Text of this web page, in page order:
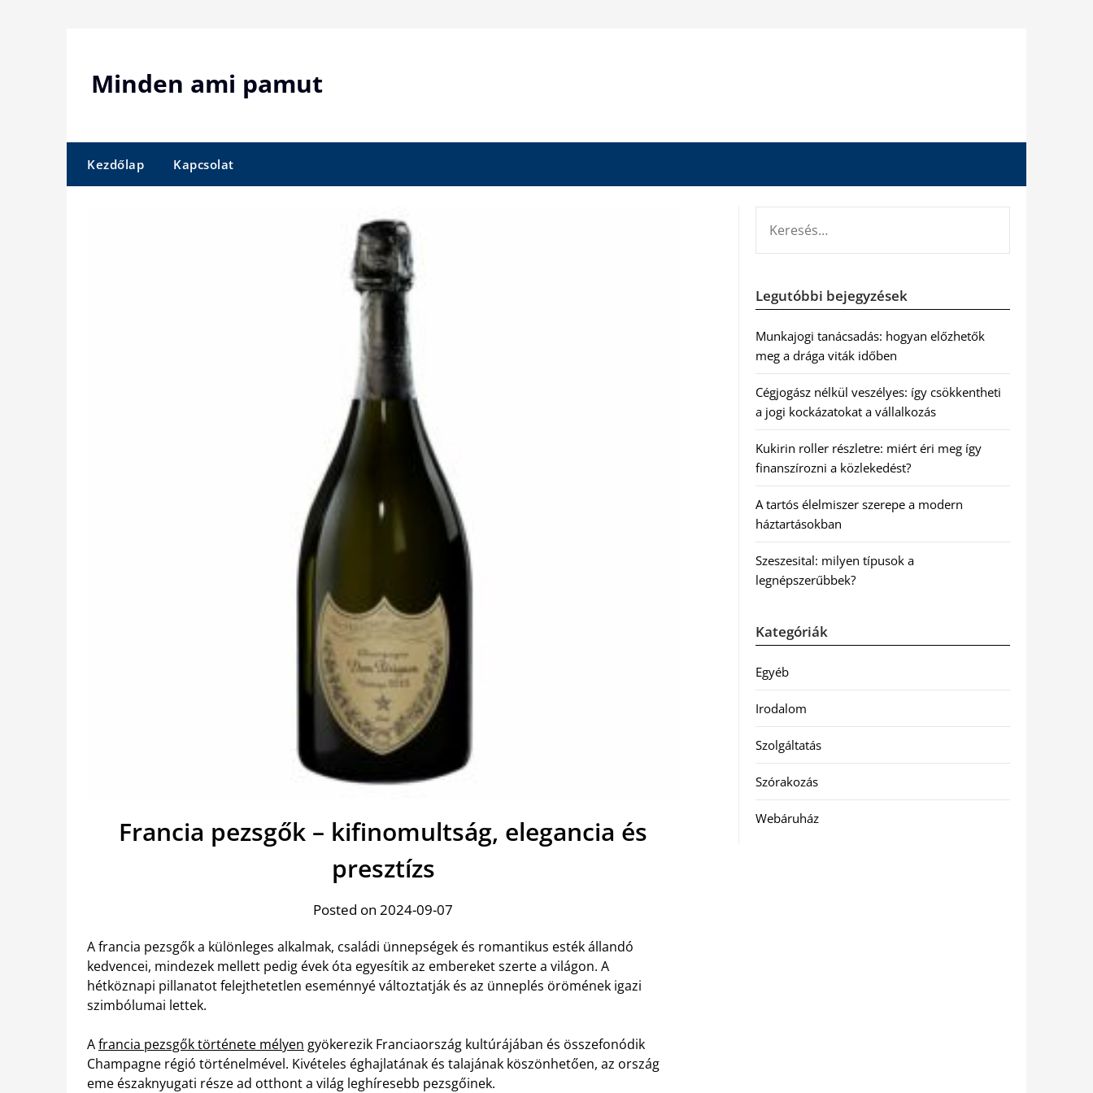
Minden ami pamut
Kezdőlap Kapcsolat
Francia pezsgők – kifinomultság, elegancia és
presztízs
Posted on 2024-09-07
A francia pezsgők a különleges alkalmak, családi ünnepségek és romantikus esték állandó
kedvencei, mindezek mellett pedig évek óta egyesítik az embereket szerte a világon. A
hétköznapi pillanatot felejthetetlen eseménnyé változtatják és az ünneplés örömének igazi
szimbólumai lettek.
Afrancia pezsgők története mélyen gyökerezik Franciaország kultúrájában és összefonódik
Champagne régió történelmével. Kivételes éghajlatának és talajának köszönhetően, az ország
eme északnyugati része ad otthont a világ leghíresebb pezsgőinek.
Legutóbbi bejegyzések
Munkajogi tanácsadás: hogyan előzhetők
meg a drága viták időben
Cégjogász nélkül veszélyes: így csökkentheti
a jogi kockázatokat a vállalkozás
Kukirin roller részletre: miért éri meg így
finanszírozni a közlekedést?
A tartós élelmiszer szerepe a modern
háztartásokban
Szeszesital: milyen típusok a
legnépszerűbbek?
Kategóriák
Egyéb
Irodalom
Szolgáltatás
Szórakozás
Webáruház